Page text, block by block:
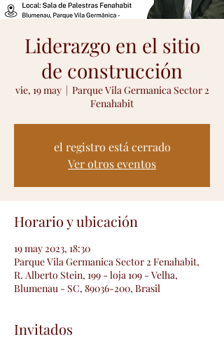
Liderazgo en el sitio
de construcción
vie, 19 may
  |
Parque Vila Germanica Sector 2
Fenahabit
el registro está cerrado
Ver otros eventos
Horario y ubicación
19 may 2023, 18:30
Parque Vila Germanica Sector 2 Fenahabit,
R. Alberto Stein, 199 - loja 109 - Velha,
Blumenau - SC, 89036-200, Brasil
Invitados